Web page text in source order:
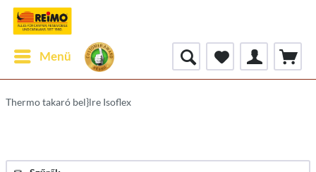
Menü
Thermo takaró bel}lre Isoflex